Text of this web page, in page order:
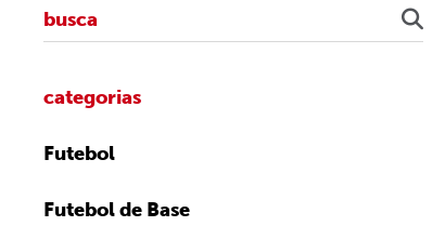
categorias
Futebol
Futebol de Base